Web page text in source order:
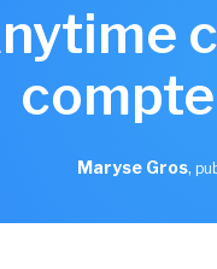
Maryse Gros,